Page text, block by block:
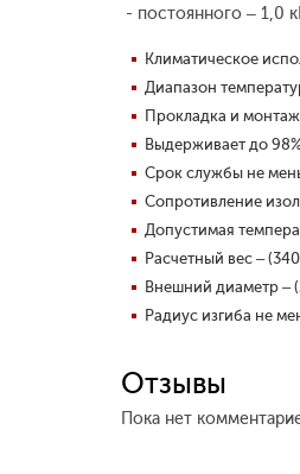
- постоянного – 1,0
Климатическое
Диапазон
Прокладка и
Выдерживает до
Срок службы не
Сопротивление
Допустимая
Расчетный вес –
Внешний диаметр –
Радиус изгиба не
Отзывы
Пока нет